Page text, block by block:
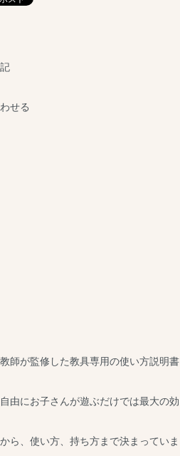
せる
師が監修した教具専用の使い方説明書
由にお子さんが遊ぶだけでは最大の効
ら、使い方、持ち方まで決まっていま